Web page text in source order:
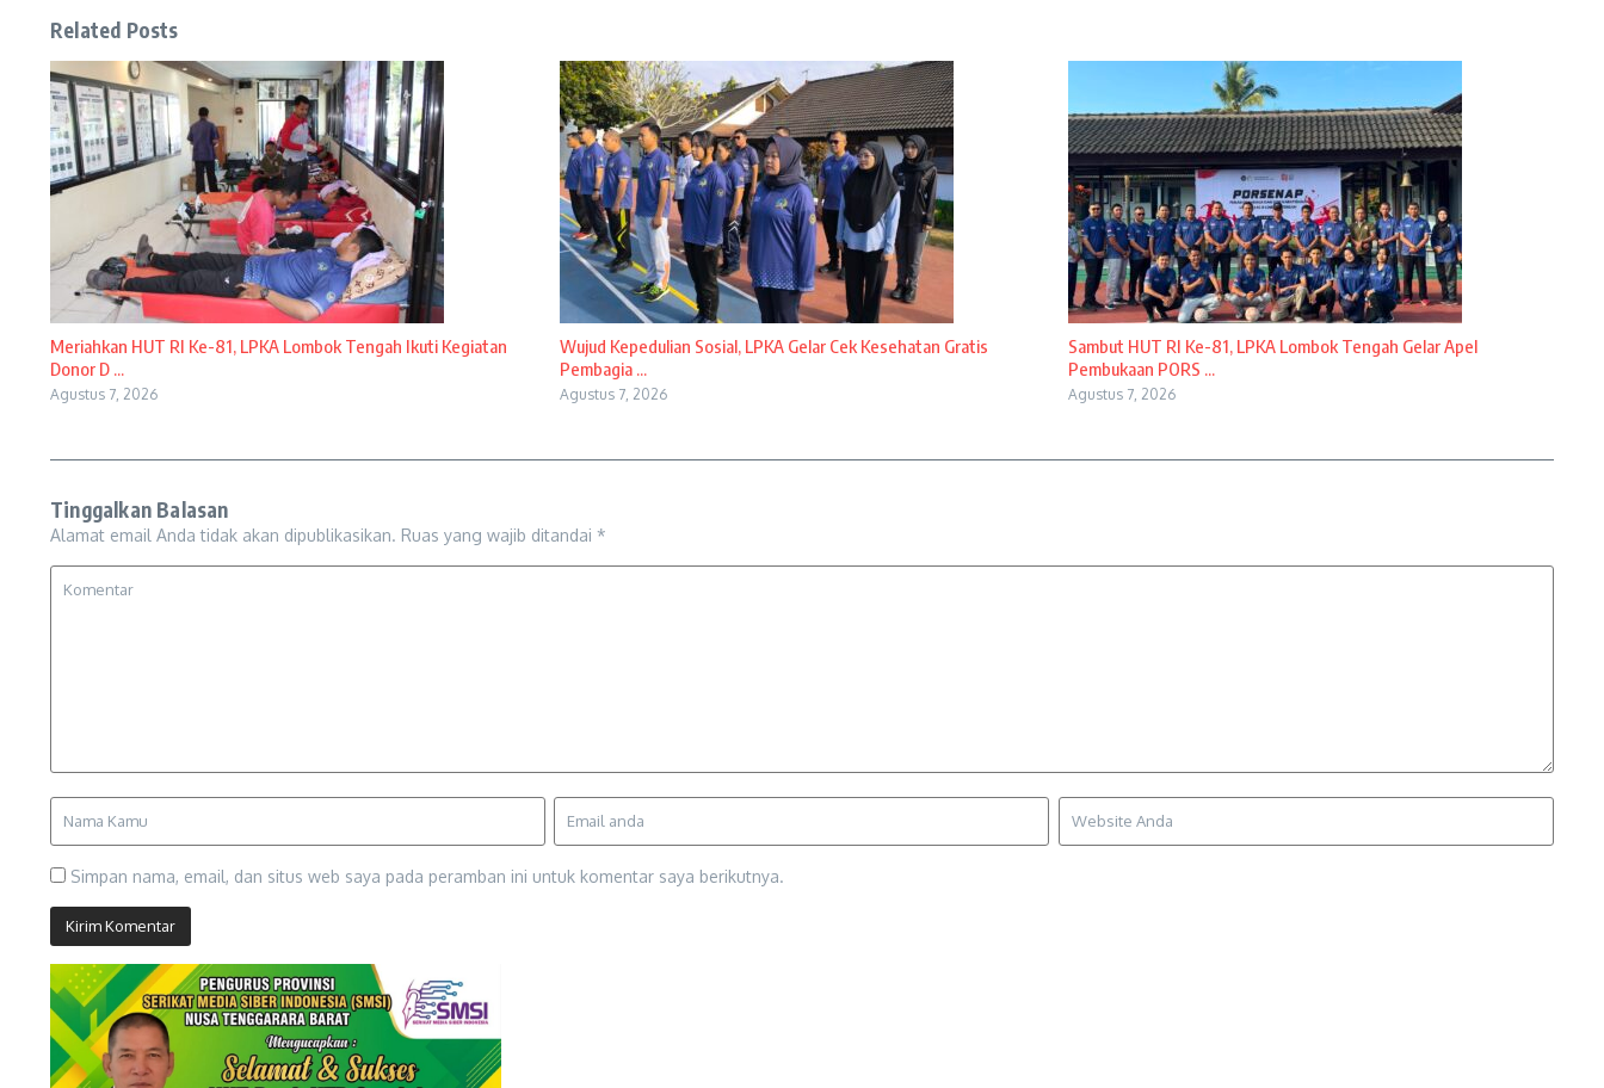
Related Posts
Meriahkan HUT RI Ke-81, LPKA Lombok Tengah Ikuti Kegiatan
Donor D ...
Agustus 7, 2026
Wujud Kepedulian Sosial, LPKA Gelar Cek Kesehatan Gratis
Pembagia ...
Agustus 7, 2026
Sambut HUT RI Ke-81, LPKA Lombok Tengah Gelar Apel
Pembukaan PORS ...
Agustus 7, 2026
Tinggalkan Balasan
Alamat email Anda tidak akan dipublikasikan. Ruas yang wajib ditandai *
Simpan nama, email, dan situs web saya pada peramban ini untuk komentar saya berikutnya.